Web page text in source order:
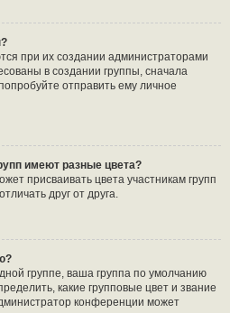
при их создании администраторами
в создании группы, сначала
отправить ему личное
имеют разные цвета?
присваивать цвета участникам групп
друг от друга.
группе, ваша группа по умолчанию
какие групповые цвет и звание
конференции может